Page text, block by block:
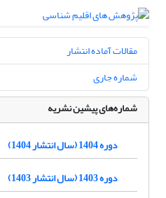
مقالات آماده انتشار
شماره جاری
شماره‌های پیشین نشریه
دوره 1404 (سال انتشار 1404)
دوره 1403 (سال انتشار 1403)